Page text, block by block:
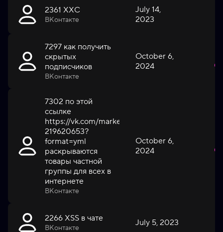
2361 ХХС
ВКонтакте
July 14,
2023
7297 как получить
скрытых
подписчиков
ВКонтакте
October 6,
2024
7302 по этой
ссылке
https://vk.com/market-
219620653?
format=yml
раскрываются
товары частной
группы для всех в
интернете
ВКонтакте
October 6,
2024
2266 XSS в чате
ВКонтакте
July 5, 2023